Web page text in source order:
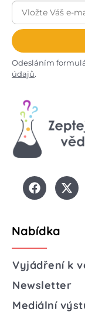
Odesláním
údajů.
Nabídka
Vyjádření k
Newsletter
Mediální